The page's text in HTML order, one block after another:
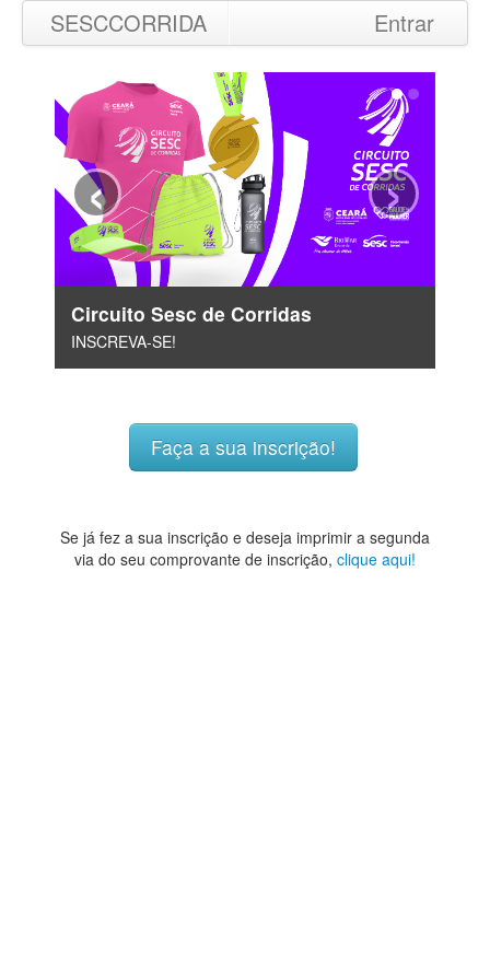
SESCCORRIDA Entrar
Circuito Sesc de Corridas
INSCREVA-SE!
‹ ›
Faça a sua inscrição!
Se já fez a sua inscrição e deseja imprimir a segunda
via do seu comprovante de inscrição, clique aqui!